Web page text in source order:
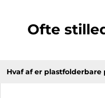
Ofte
Hvaf af er